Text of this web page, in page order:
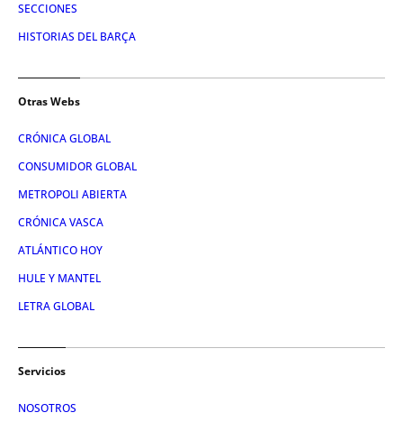
SECCIONES
HISTORIAS DEL BARÇA
Otras Webs
CRÓNICA GLOBAL
CONSUMIDOR GLOBAL
METROPOLI ABIERTA
CRÓNICA VASCA
ATLÁNTICO HOY
HULE Y MANTEL
LETRA GLOBAL
Servicios
NOSOTROS